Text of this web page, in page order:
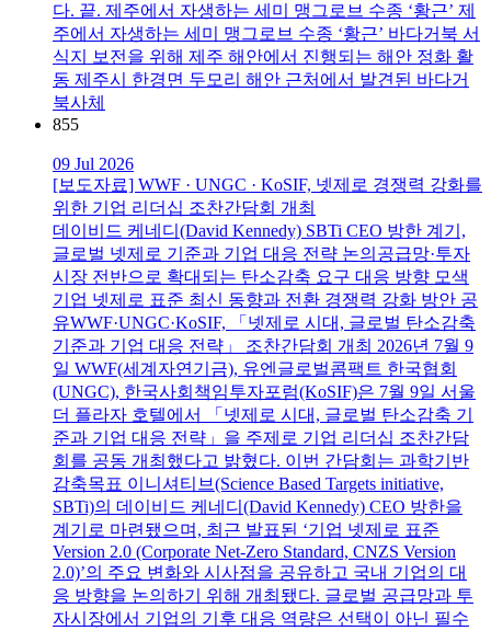
다. 끝. 제주에서 자생하는 세미 맹그로브 수종 ‘황근’ 제
주에서 자생하는 세미 맹그로브 수종 ‘황근’ 바다거북 서
식지 보전을 위해 제주 해안에서 진행되는 해안 정화 활
동 제주시 한경면 두모리 해안 근처에서 발견된 바다거
북사체
855
09 Jul 2026
[보도자료] WWF · UNGC · KoSIF, 넷제로 경쟁력 강화를
위한 기업 리더십 조찬간담회 개최
데이비드 케네디(David Kennedy) SBTi CEO 방한 계기,
글로벌 넷제로 기준과 기업 대응 전략 논의공급망·투자
시장 전반으로 확대되는 탄소감축 요구 대응 방향 모색
기업 넷제로 표준 최신 동향과 전환 경쟁력 강화 방안 공
유WWF·UNGC·KoSIF, 「넷제로 시대, 글로벌 탄소감축
기준과 기업 대응 전략」 조찬간담회 개최 2026년 7월 9
일 WWF(세계자연기금), 유엔글로벌콤팩트 한국협회
(UNGC), 한국사회책임투자포럼(KoSIF)은 7월 9일 서울
더 플라자 호텔에서 「넷제로 시대, 글로벌 탄소감축 기
준과 기업 대응 전략」을 주제로 기업 리더십 조찬간담
회를 공동 개최했다고 밝혔다. 이번 간담회는 과학기반
감축목표 이니셔티브(Science Based Targets initiative,
SBTi)의 데이비드 케네디(David Kennedy) CEO 방한을
계기로 마련됐으며, 최근 발표된 ‘기업 넷제로 표준
Version 2.0 (Corporate Net-Zero Standard, CNZS Version
2.0)’의 주요 변화와 시사점을 공유하고 국내 기업의 대
응 방향을 논의하기 위해 개최됐다. 글로벌 공급망과 투
자시장에서 기업의 기후 대응 역량은 선택이 아닌 필수